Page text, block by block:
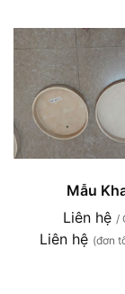
Mẫu
Liên hệ /
Liên hệ (đơn